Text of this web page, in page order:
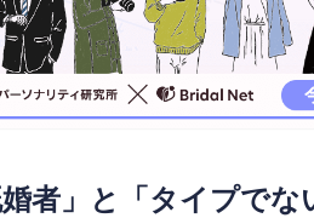
婚者」と「タイプで